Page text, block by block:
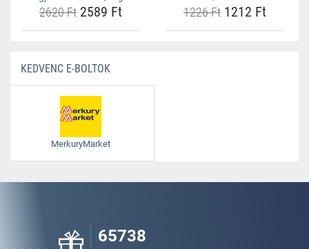
2620 Ft 2589 Ft 1226 Ft 1212 Ft
KEDVENC E-BOLTOK
MerkuryMarket
65738